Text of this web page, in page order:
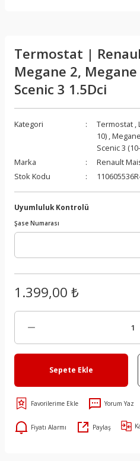
Termostat |
Megane 2, Megane
Scenic 3 1.5Dci
Kategori Termostat ,
10) ,
Scenic 3
Marka
Renault
Stok Kodu
Uyumluluk Kontrolü
Şase Numarası
1.399,00 ₺
Sepete Ekle
Yorum Yaz
Fiyatı Alarmı Paylaş